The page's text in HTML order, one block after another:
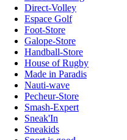
Direct-Volley
Espace Golf
Foot-Store
Galope-Store
Handball-Store
House of Rugby
Made in Paradis
Nauti-wave
Pecheur-Store
Smash-Expert
Sneak'In
Sneakids